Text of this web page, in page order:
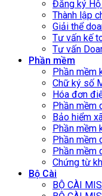
Đăng ký Hộ
Thành lập
Giải thể
Tư vấn kế
Tư vấn
Phần mềm
Phần mềm
Chữ ký số
Hóa đơn
Phần mềm
Bảo hiểm
Phần mềm
Phần mềm
Phần mềm
Chứng từ
Bộ Cài
BỘ CÀI